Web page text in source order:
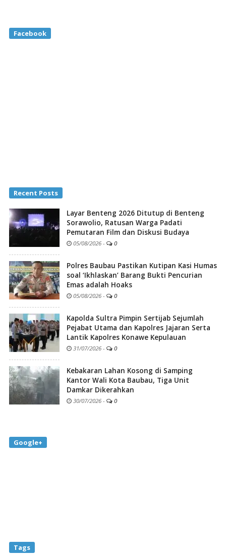
Facebook
Recent Posts
Layar Benteng 2026 Ditutup di Benteng
Sorawolio, Ratusan Warga Padati
Pemutaran Film dan Diskusi Budaya
05/08/2026 - 0
Polres Baubau Pastikan Kutipan Kasi Humas
soal ‘Ikhlaskan’ Barang Bukti Pencurian
Emas adalah Hoaks
05/08/2026 - 0
Kapolda Sultra Pimpin Sertijab Sejumlah
Pejabat Utama dan Kapolres Jajaran Serta
Lantik Kapolres Konawe Kepulauan
31/07/2026 - 0
Kebakaran Lahan Kosong di Samping
Kantor Wali Kota Baubau, Tiga Unit
Damkar Dikerahkan
30/07/2026 - 0
Google+
Tags